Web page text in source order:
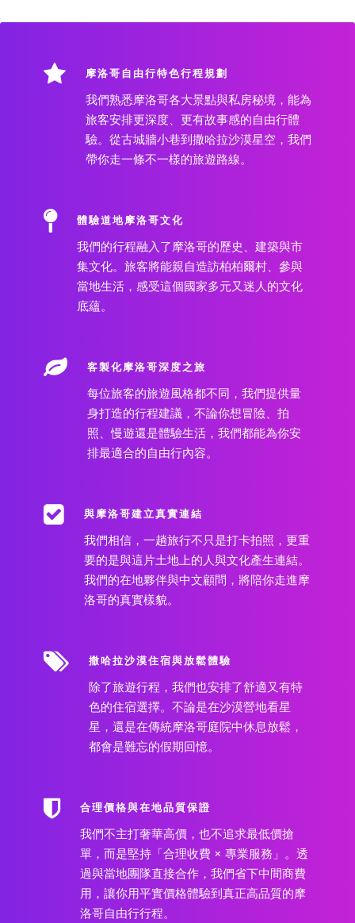
摩洛哥自由行特色行程規劃
我們熟悉摩洛哥各大景點與私房秘境，能為
旅客安排更深度、更有故事感的自由行體
驗。從古城牆小巷到撒哈拉沙漠星空，我們
帶你走一條不一樣的旅遊路線。
體驗道地摩洛哥文化
我們的行程融入了摩洛哥的歷史、建築與市
集文化。旅客將能親自造訪柏柏爾村、參與
當地生活，感受這個國家多元又迷人的文化
底蘊。
客製化摩洛哥深度之旅
每位旅客的旅遊風格都不同，我們提供量
身打造的行程建議，不論你想冒險、拍
照、慢遊還是體驗生活，我們都能為你安
排最適合的自由行內容。
與摩洛哥建立真實連結
我們相信，一趟旅行不只是打卡拍照，更重
要的是與這片土地上的人與文化產生連結。
我們的在地夥伴與中文顧問，將陪你走進摩
洛哥的真實樣貌。
撒哈拉沙漠住宿與放鬆體驗
除了旅遊行程，我們也安排了舒適又有特
色的住宿選擇。不論是在沙漠營地看星
星，還是在傳統摩洛哥庭院中休息放鬆，
都會是難忘的假期回憶。
合理價格與在地品質保證
我們不主打奢華高價，也不追求最低價搶
單，而是堅持「合理收費 × 專業服務」。透
過與當地團隊直接合作，我們省下中間商費
用，讓你用平實價格體驗到真正高品質的摩
洛哥自由行行程。